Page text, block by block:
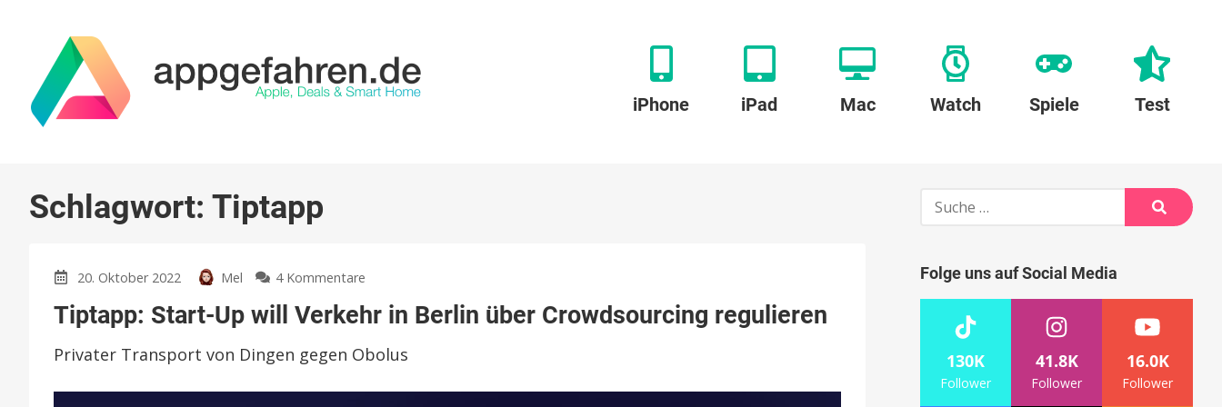
iPhone iPad Mac Watch Spiele Test
Schlagwort: Tiptapp
20. Oktober 2022 Mel 4 Kommentare
Start-
will
in
Tiptapp: Start-Up will Verkehr in Berlin über Crowdsourcing regulieren
Privater Transport von Dingen gegen Obolus
Suche
Suche
Folge uns auf Social Media
130K
Follower
41.8K
Follower
16.0K
Follower